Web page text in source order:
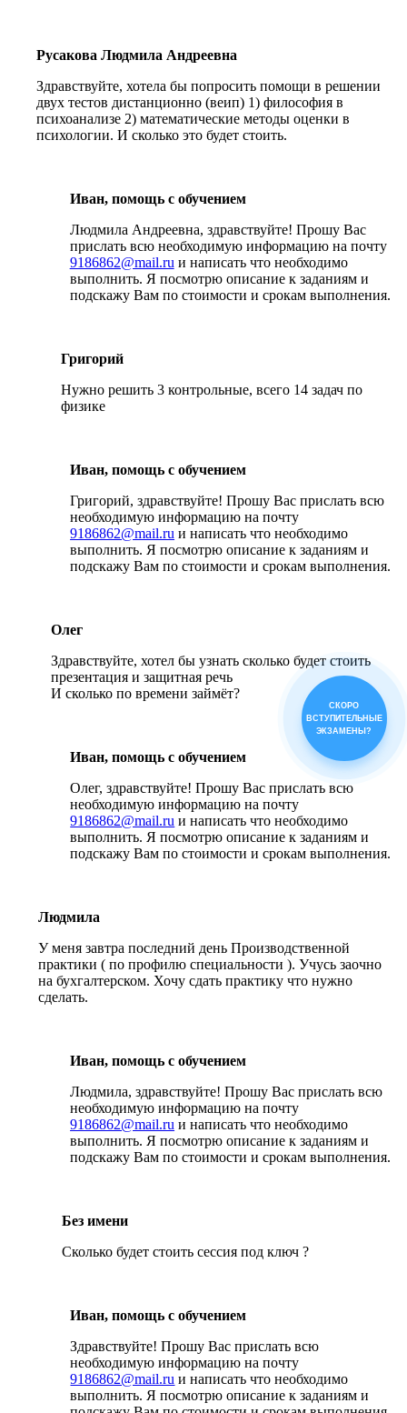
Русакова Людмила Андреевна
Здравствуйте, хотела бы попросить помощи в решении
двух тестов дистанционно (веип) 1) философия в
психоанализе 2) математические методы оценки в
психологии. И сколько это будет стоить.
Иван, помощь с обучением
Людмила Андреевна, здравствуйте! Прошу Вас
прислать всю необходимую информацию на почту
9186862@mail.ru и написать что необходимо
выполнить. Я посмотрю описание к заданиям и
подскажу Вам по стоимости и срокам выполнения.
Григорий
Нужно решить 3 контрольные, всего 14 задач по
физике
Иван, помощь с обучением
Григорий, здравствуйте! Прошу Вас прислать всю
необходимую информацию на почту
9186862@mail.ru и написать что необходимо
выполнить. Я посмотрю описание к заданиям и
подскажу Вам по стоимости и срокам выполнения.
Олег
Здравствуйте, хотел бы узнать сколько будет стоить
презентация и защитная речь
И сколько по времени займёт?
Иван, помощь с обучением
Олег, здравствуйте! Прошу Вас прислать всю
необходимую информацию на почту
9186862@mail.ru и написать что необходимо
выполнить. Я посмотрю описание к заданиям и
подскажу Вам по стоимости и срокам выполнения.
Людмила
У меня завтра последний день Производственной
практики ( по профилю специальности ). Учусь заочно
на бухгалтерском. Хочу сдать практику что нужно
сделать.
Иван, помощь с обучением
Людмила, здравствуйте! Прошу Вас прислать всю
необходимую информацию на почту
9186862@mail.ru и написать что необходимо
выполнить. Я посмотрю описание к заданиям и
подскажу Вам по стоимости и срокам выполнения.
Без имени
Сколько будет стоить сессия под ключ ?
Иван, помощь с обучением
Здравствуйте! Прошу Вас прислать всю
необходимую информацию на почту
9186862@mail.ru и написать что необходимо
выполнить. Я посмотрю описание к заданиям и
СКОРО
ВСТУПИТЕЛЬНЫЕ
ЭКЗАМЕНЫ?